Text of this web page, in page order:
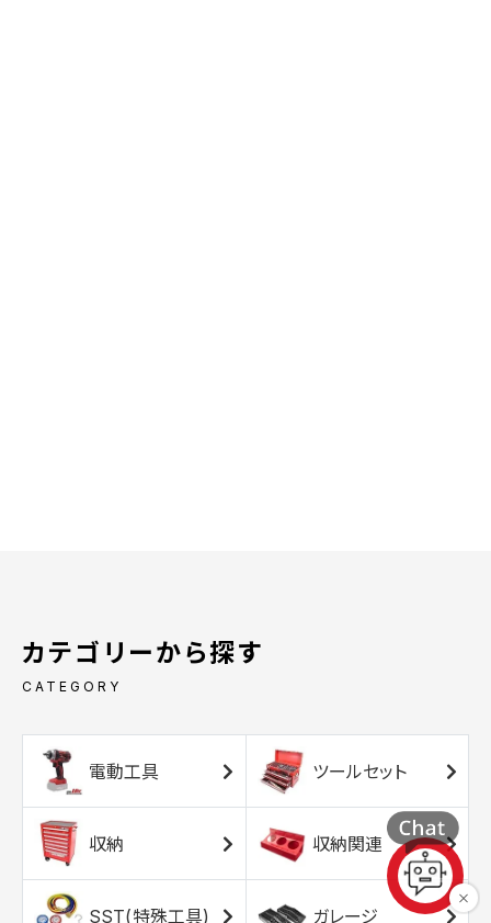
カテゴリーから探す
CATEGORY
電動工具 ツールセット
収納 収納関連
SST(特殊工具) ガレージ